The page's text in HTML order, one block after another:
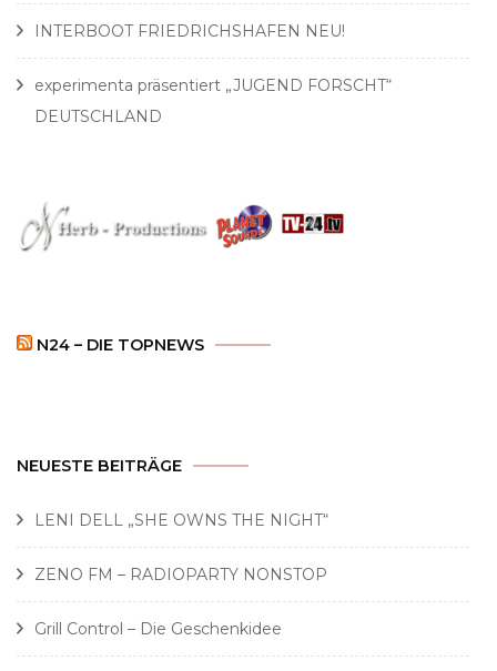
INTERBOOT FRIEDRICHSHAFEN NEU!
experimenta präsentiert „JUGEND FORSCHT“
DEUTSCHLAND
N24 – DIE TOPNEWS
NEUESTE BEITRÄGE
LENI DELL „SHE OWNS THE NIGHT“
ZENO FM – RADIOPARTY NONSTOP
Grill Control – Die Geschenkidee